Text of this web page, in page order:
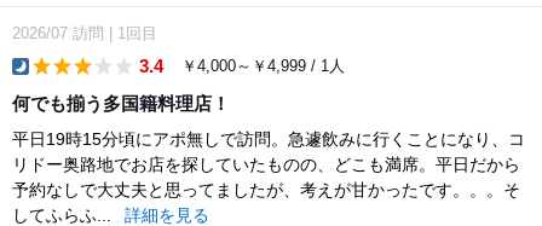
2026/07 訪問 1回目
3.4 ￥4,000～￥4,999 / 1人
何でも揃う多国籍料理店！
平日19時15分頃にアポ無しで訪問。急遽飲みに行くことになり、コ
リドー奥路地でお店を探していたものの、どこも満席。平日だから
予約なしで大丈夫と思ってましたが、考えが甘かったです。。。そ
してふらふ...
詳細を見る